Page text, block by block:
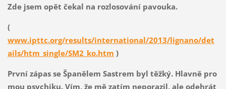
Zde jsem opět čekal na rozlosování pavouka.
(
www.ipttc.org/results/international/2013/lignano/det
ails/htm_single/SM2_ko.htm )
První zápas se Španělem Sastrem byl těžký. Hlavně pro
mou psychiku. Vím, že mě zatím neporazil, ale odehrát